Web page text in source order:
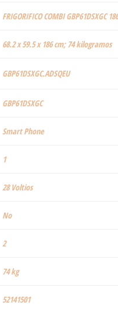
‎FRIGORIFICO COMBI GBP61DSXGC
‎68.2 x 59.5 x 186 cm; 74 kilogramos
‎GBP61DSXGC.ADSQEU
‎GBP61DSXGC
‎Smart Phone
‎1
‎28 Voltios
‎No
‎2
‎74 kg
52141501